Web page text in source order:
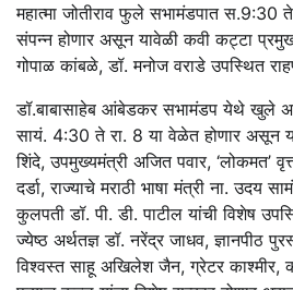
महात्मा जोतीराव फुले सभामंडपात
संपन्न होणार असून यावेळी कवी कट्टा
गोपाळ कांबळे, डॉ. मनोज वराडे उपस्थित
डॉ.बाबासाहेब आंबेडकर सभामंडप येथे खुले
सायं. 4:30 ते रा. 8 या वेळेत होणार असून
शिंदे, उपमुख्यमंत्री अजित पवार, ‘लोकमत’
दर्डा, राज्याचे मराठी भाषा मंत्री ना. उदय
कुलपती डॉ. पी. डी. पाटील यांची विशेष
ज्येष्ठ अर्थतज्ञ डॉ. नरेंद्र जाधव, ज्ञानपीठ
विश्‍वस्त साहू अखिलेश जैन, ग्रेटर काश्मीर,